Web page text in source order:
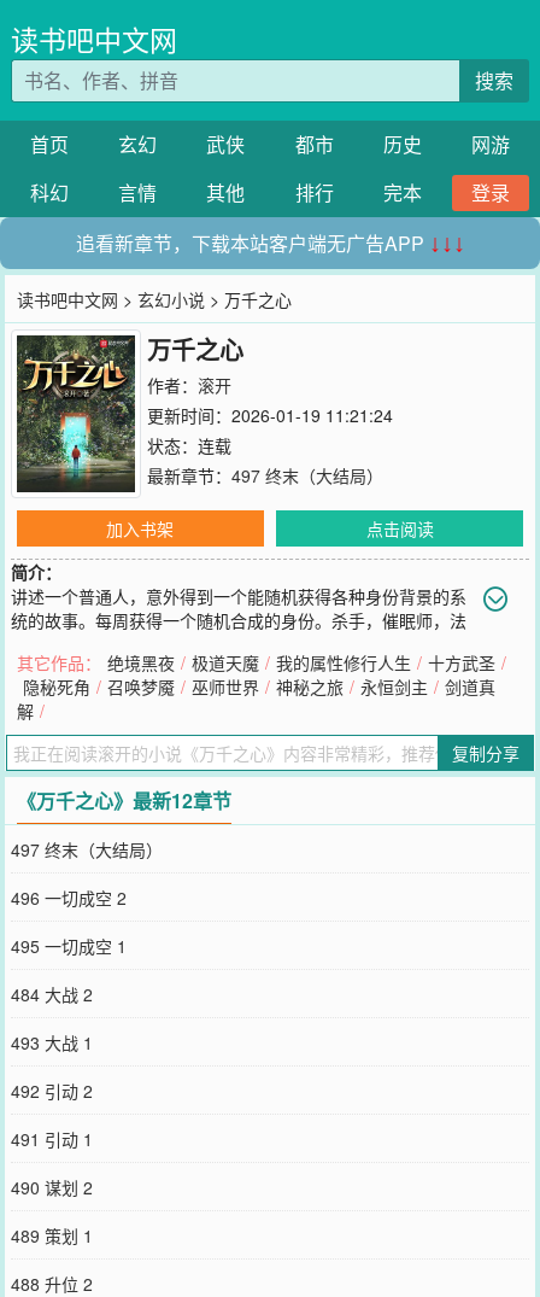
读书吧中文网
搜索
首页 玄幻 武侠 都市 历史
网游
科幻
言情 其他 排行 完本
登录
追看新章节，下载本站客户端无广告APP ↓↓↓
读书吧中文网 >玄幻小说 > 万千之心
万千之心
作者： 滚开
更新时间：2026-01-19 11:21:24
状态：连载
最新章节： 497 终末（大结局）
加入书架
点击阅读
简介：
讲述一个普通人，意外得到一个能随机获得各种身份背景的系
统的故事。每周获得一个随机合成的身份。杀手，催眠师，法
等……随机的身份，奇妙的旅程。
您要是觉得《万千之心 》还不错的话请不要忘记向您QQ群和微博微信
里的朋友推荐哦！
其它作品： 绝境黑夜 / 极道天魔 / 我的属性修行人生 / 十方武圣 /
隐秘死角 / 召唤梦魇 / 巫师世界 / 神秘之旅 / 永恒剑主 / 剑道真
解 /
复制分享
《万千之心》最新12章节
497 终末（大结局）
496 一切成空 2
495 一切成空 1
484 大战 2
493 大战 1
492 引动 2
491 引动 1
490 谋划 2
489 策划 1
488 升位 2